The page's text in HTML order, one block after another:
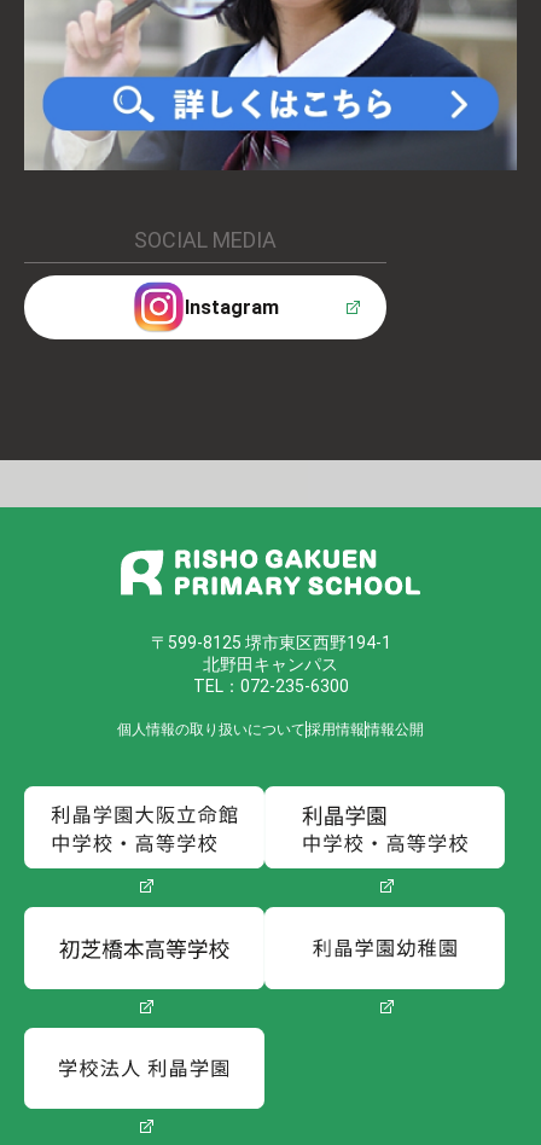
SOCIAL MEDIA
Instagram
〒599-8125 堺市東区西野194-1
北野田キャンパス
TEL：072-235-6300
個人情報の取り扱いについて採用情報情報公開